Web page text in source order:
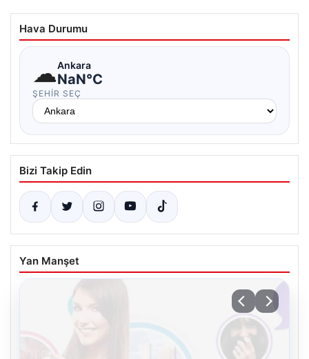
Hava Durumu
☁Ankara
NaN°C
ŞEHIR SEÇ
Bizi Takip Edin
Yan Manşet